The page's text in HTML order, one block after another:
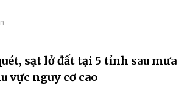
sạt lở đất tại 5 tỉnh sau mưa
vực nguy cơ cao